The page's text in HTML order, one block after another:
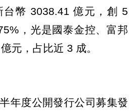
幣 3038.41 億元，創 5
，光是國泰金控、富邦
元，占比近 3 成。
年度公開發行公司募集發